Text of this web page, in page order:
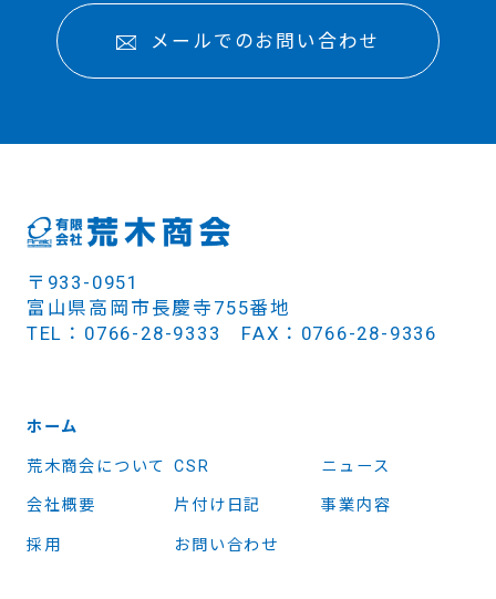
メールでのお問い合わせ
〒933-0951
富山県高岡市長慶寺755番地
TEL：0766-28-9333 FAX：0766-28-9336
ホーム
荒木商会について CSR ニュース
会社概要 片付け日記 事業内容
採用 お問い合わせ